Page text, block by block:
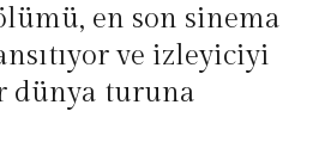
en son sinema
ve izleyiciyi
dünya turuna